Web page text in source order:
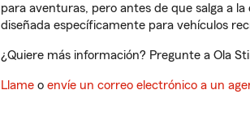
para aventuras, pero antes de que salga a
diseñada específicamente para vehículos
¿Quiere más información? Pregunte a Ola
Llame o envíe un correo electrónico a un